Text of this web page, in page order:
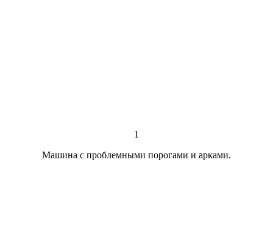
1
Машина с проблемными порогами и арками.